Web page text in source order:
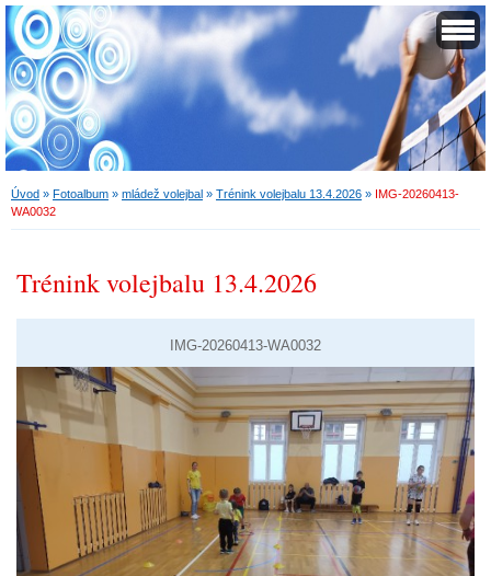
Úvod » Fotoalbum » mládež volejbal » Trénink volejbalu 13.4.2026 » IMG-20260413-
WA0032
Trénink volejbalu 13.4.2026
IMG-20260413-WA0032